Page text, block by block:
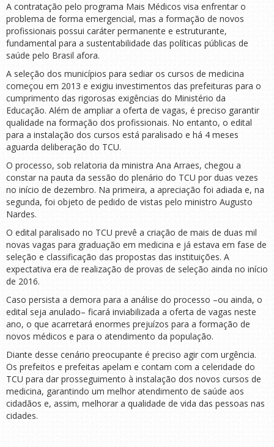
A contratação pelo programa Mais Médicos visa enfrentar o
problema de forma emergencial, mas a formação de novos
profissionais possui caráter permanente e estruturante,
fundamental para a sustentabilidade das políticas públicas de
saúde pelo Brasil afora.
A seleção dos municípios para sediar os cursos de medicina
começou em 2013 e exigiu investimentos das prefeituras para o
cumprimento das rigorosas exigências do Ministério da
Educação. Além de ampliar a oferta de vagas, é preciso garantir
qualidade na formação dos profissionais. No entanto, o edital
para a instalação dos cursos está paralisado e há 4 meses
aguarda deliberação do TCU.
O processo, sob relatoria da ministra Ana Arraes, chegou a
constar na pauta da sessão do plenário do TCU por duas vezes
no início de dezembro. Na primeira, a apreciação foi adiada e, na
segunda, foi objeto de pedido de vistas pelo ministro Augusto
Nardes.
O edital paralisado no TCU prevê a criação de mais de duas mil
novas vagas para graduação em medicina e já estava em fase de
seleção e classificação das propostas das instituições. A
expectativa era de realização de provas de seleção ainda no início
de 2016.
Caso persista a demora para a análise do processo –ou ainda, o
edital seja anulado– ficará inviabilizada a oferta de vagas neste
ano, o que acarretará enormes prejuízos para a formação de
novos médicos e para o atendimento da população.
Diante desse cenário preocupante é preciso agir com urgência.
Os prefeitos e prefeitas apelam e contam com a celeridade do
TCU para dar prosseguimento à instalação dos novos cursos de
medicina, garantindo um melhor atendimento de saúde aos
cidadãos e, assim, melhorar a qualidade de vida das pessoas nas
cidades.